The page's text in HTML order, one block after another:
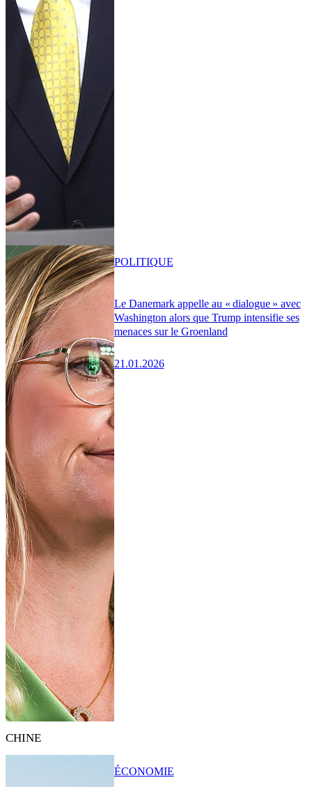
Le Danemark appelle au « dialogue » avec
Washington alors que Trump intensifie ses
menaces sur le Groenland
21.01.2026
POLITIQUE
CHINE
ÉCONOMIE